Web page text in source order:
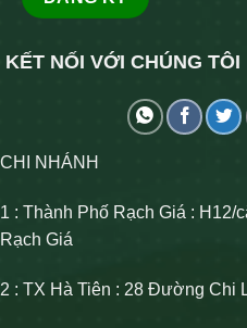
KẾT NỐI VỚI CHÚNG TÔI
CHI NHÁNH
1 : Thành Phố Rạch Giá : H12/
Rạch Giá
2 : TX Hà Tiên : 28 Đường Chi